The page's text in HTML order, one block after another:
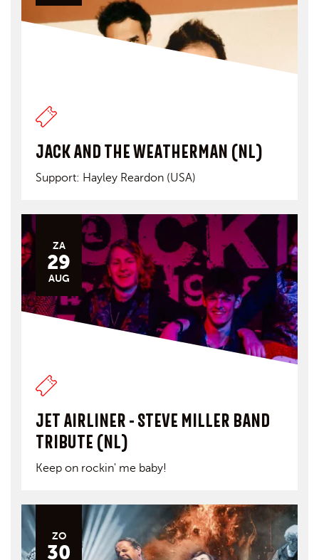
JACK AND THE WEATHERMAN (NL)
Support: Hayley Reardon (USA)
ZA
29
AUG
JET AIRLINER - STEVE MILLER BAND
TRIBUTE (NL)
Keep on rockin' me baby!
ZO
30